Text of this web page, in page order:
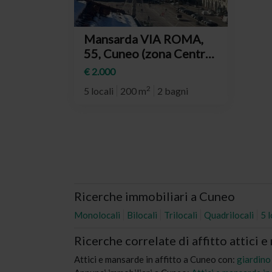
Mansarda VIA ROMA,
55, Cuneo (zona Centro
Storico)
€ 2.000
5 locali
200 m2 2 bagni
Ricerche immobiliari a Cuneo
Monolocali Bilocali Trilocali Quadrilocali 5
Ricerche correlate di affitto attici e
Attici e mansarde in affitto a Cuneo con: giardino